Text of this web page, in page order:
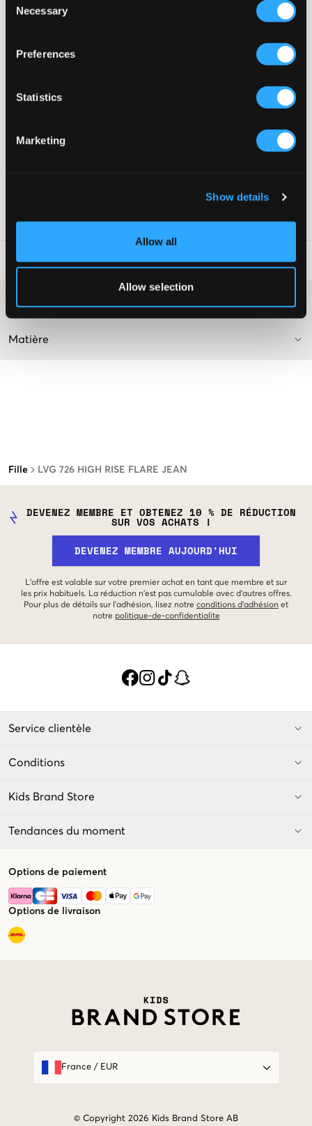
Selection
Necessary
Preferences
Statistics
Marketing
Show details
Allow all
Allow selection
Fille LVG 726 HIGH RISE FLARE JEAN
Jean évasé de Levi's, modèle "725 Flare". Le jean a une taille
haute et une coupe ajustée en haut, puis évasée vers le bas. La
braguette se compose d'un bouton et d'une fermeture éclair. Un
jean évasé fait partie des grandes tendances de l'hiver.
Modèle à cinq poches
Taille haute
CLEAN GETAWAY
Numéro d'article:117873-002
Conseils de lavage:
Matière
DEVENEZ MEMBRE ET OBTENEZ 10 % DE RÉDUCTION
SUR VOS ACHATS !
DEVENEZ MEMBRE AUJOURD'HUI
L'offre est valable sur votre premier achat en tant que membre et sur
les prix habituels. La réduction n'est pas cumulable avec d'autres offres.
Pour plus de détails sur l'adhésion, lisez notre conditions d'adhésion et
notre politique-de-confidentialite
Service clientèle
Conditions
Kids Brand Store
Tendances du moment
Options de paiement
Options de livraison
France/ EUR
© Copyright 2026 Kids Brand Store AB